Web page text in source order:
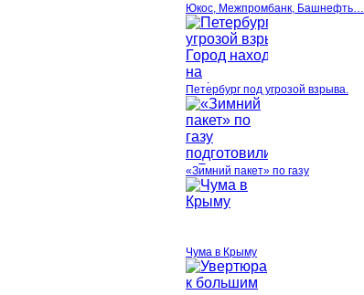
Юкос, Межпромбанк, Башнефть…
Петербург под угрозой взрыва.
«Зимний пакет» по газу
Чума в Крыму